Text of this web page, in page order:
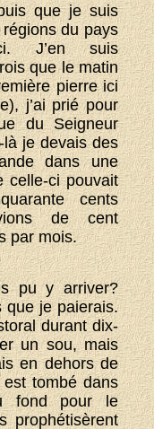
que je suis
du pays
J’en suis
que le matin
pierre ici
j’ai prié pour
du Seigneur
je devais des
dans une
celle-ci pouvait
cents
de cent
par mois.
pu y arriver?
que je paierais.
durant dix-
un sou, mais
en dehors de
tombé dans
fond pour le
prophétisèrent